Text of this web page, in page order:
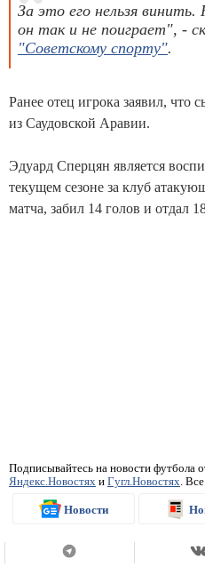
За это его нельзя
он так и не поиграет", -
"Советскому спорту".
Ранее отец игрока заявил, что
из Саудовской Аравии.
Эдуард Сперцян является
текущем сезоне за клуб
матча, забил 14 голов и отдал
Подписывайтесь на новости футбола
Яндекс.Новостях и Гугл.Новостях .
Новости